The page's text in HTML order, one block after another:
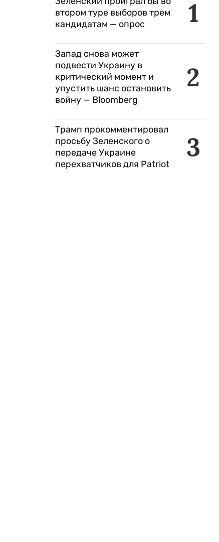
1
втором туре выборов трем
кандидатам — опрос
2
Запад снова может
подвести Украину в
критический момент и
упустить шанс остановить
войну — Bloomberg
3
Трамп прокомментировал
просьбу Зеленского о
передаче Украине
перехватчиков для Patriot